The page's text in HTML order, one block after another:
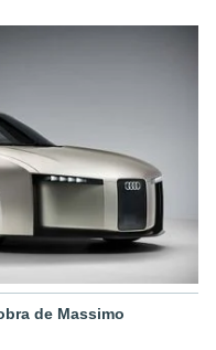
de Massimo